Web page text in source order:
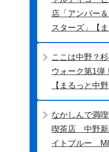
店「アンバー
スターズ」【
ここは中野？
ウォーク第1弾
【まるっと中野
なかしんで満
喫茶店 中野新
イトブルー